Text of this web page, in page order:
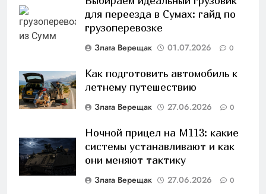
для переезда в Сумах: гайд по
грузоперевозке
Злата Верещак 01.07.2026 0
Как подготовить автомобиль к
летнему путешествию
Злата Верещак 27.06.2026 0
Ночной прицел на M113: какие
системы устанавливают и как
они меняют тактику
Злата Верещак 27.06.2026 0